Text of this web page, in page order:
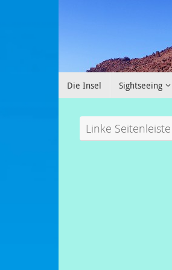
Die Insel Sightseeing
Linke Seitenleiste